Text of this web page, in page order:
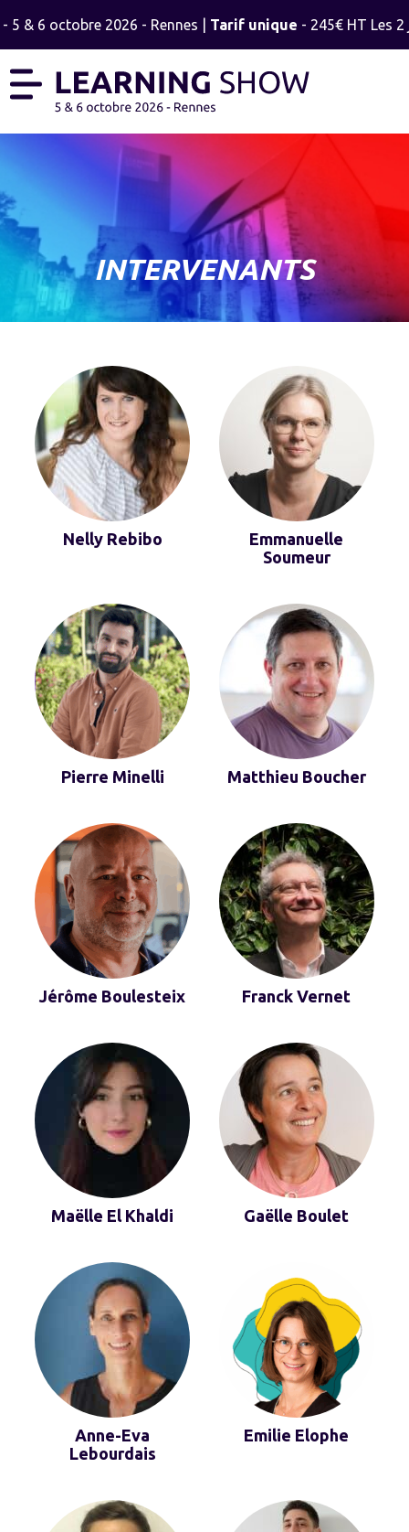
& 6 octobre 2026 - Rennes | Tarif unique- 245€ HT Les 2
INTERVENANTS
Nelly Rebibo
Emmanuelle
Soumeur
Pierre Minelli Matthieu Boucher
Jérôme Boulesteix Franck Vernet
Maëlle El Khaldi Gaëlle Boulet
Anne-Eva
Lebourdais
Emilie Elophe